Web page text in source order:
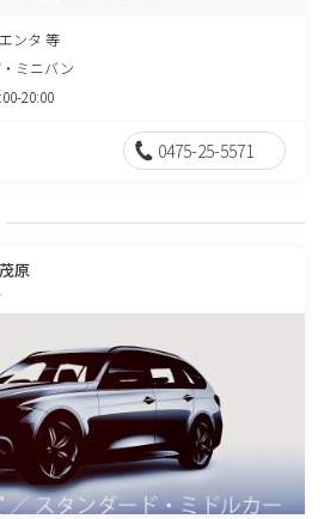
ンタ 等
・ミニバン
20:00
0475-25-5571
原